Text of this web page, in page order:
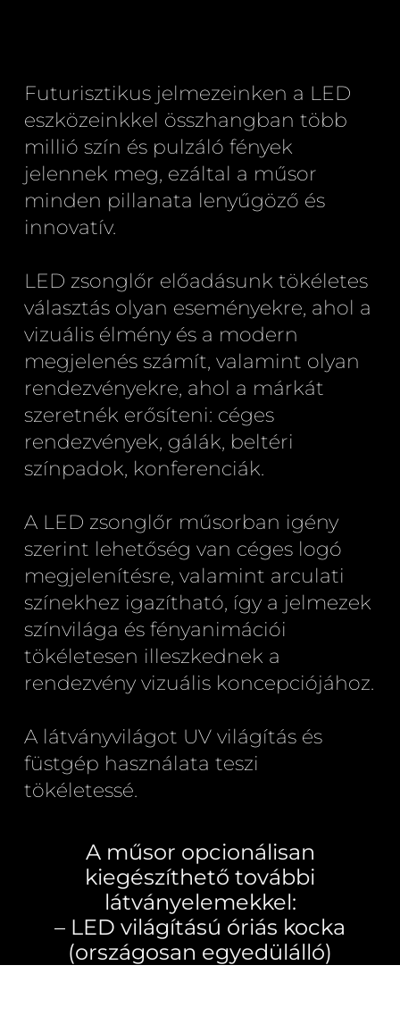
Futurisztikus jelmezeinken a LED
eszközeinkkel összhangban több
millió szín és pulzáló fények
jelennek meg, ezáltal a műsor
minden pillanata lenyűgöző és
innovatív.
LED zsonglőr előadásunk tökéletes
választás olyan eseményekre, ahol a
vizuális élmény és a modern
megjelenés számít, valamint olyan
rendezvényekre, ahol a márkát
szeretnék erősíteni: céges
rendezvények, gálák, beltéri
színpadok, konferenciák.
A LED zsonglőr műsorban igény
szerint lehetőség van céges logó
megjelenítésre, valamint arculati
színekhez igazítható, így a jelmezek
színvilága és fényanimációi
tökéletesen illeszkednek a
rendezvény vizuális koncepciójához.
A látványvilágot UV világítás és
füstgép használata teszi
tökéletessé.
A műsor opcionálisan
kiegészíthető további
látványelemekkel:
– LED világítású óriás kocka
(országosan egyedülálló)